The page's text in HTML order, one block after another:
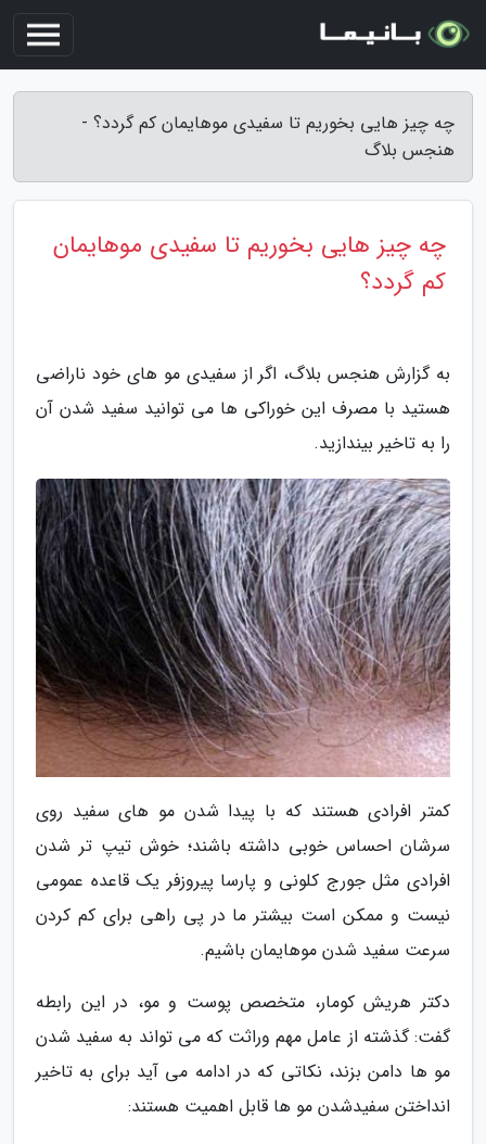
چه چیز هایی بخوریم تا سفیدی موهایمان کم گردد؟ -
هنجس بلاگ
چه چیز هایی بخوریم تا سفیدی موهایمان
کم گردد؟
به گزارش هنجس بلاگ، اگر از سفیدی مو های خود ناراضی
هستید با مصرف این خوراکی ها می توانید سفید شدن آن
را به تاخیر بیندازید.
کمتر افرادی هستند که با پیدا شدن مو های سفید روی
سرشان احساس خوبی داشته باشند؛ خوش تیپ تر شدن
افرادی مثل جورج کلونی و پارسا پیروزفر یک قاعده عمومی
نیست و ممکن است بیشتر ما در پی راهی برای کم کردن
سرعت سفید شدن موهایمان باشیم.
دکتر هریش کومار، متخصص پوست و مو، در این رابطه
گفت: گذشته از عامل مهم وراثت که می تواند به سفید شدن
مو ها دامن بزند، نکاتی که در ادامه می آید برای به تاخیر
انداختن سفیدشدن مو ها قابل اهمیت هستند: